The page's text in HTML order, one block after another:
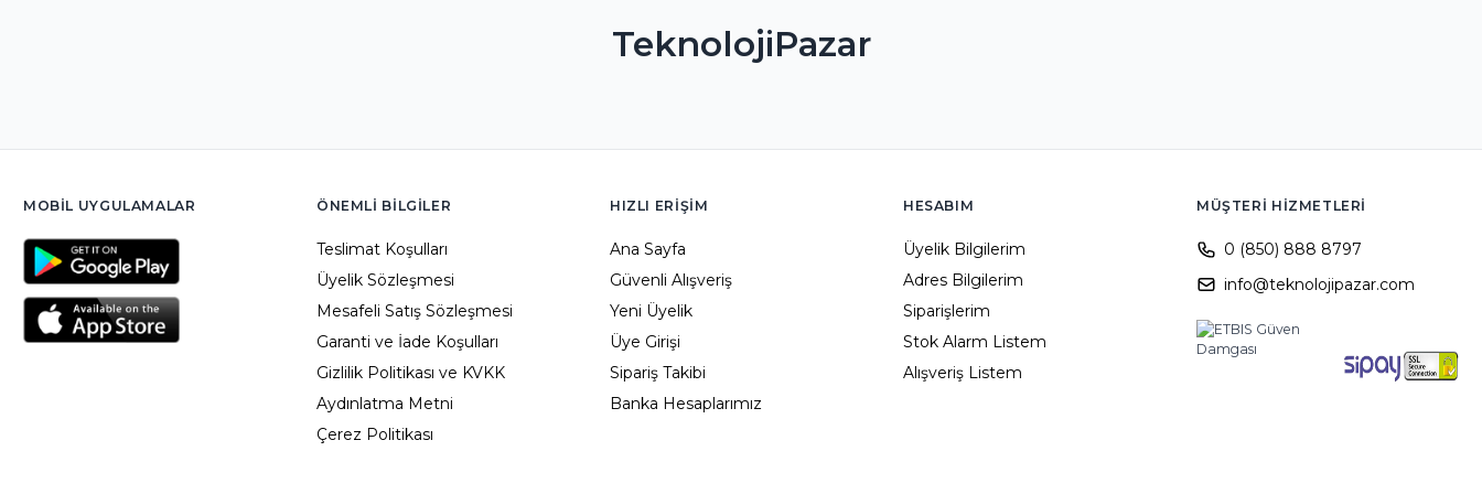
TeknolojiPazar
MOBIL UYGULAMALAR ÖNEMLI BILGILER
Teslimat Koşulları
Üyelik Sözleşmesi
Mesafeli Satış Sözleşmesi
Garanti ve İade Koşulları
Gizlilik Politikası ve KVKK
Aydınlatma Metni
Çerez Politikası
HIZLI ERIŞIM
Ana Sayfa
Güvenli Alışveriş
Yeni Üyelik
Üye Girişi
Sipariş Takibi
Banka Hesaplarımız
HESABIM
Üyelik Bilgilerim
Adres Bilgilerim
Siparişlerim
Stok Alarm Listem
Alışveriş Listem
MÜŞTERI HIZMETLERI
0 (850) 888 8797
info@teknolojipazar.com